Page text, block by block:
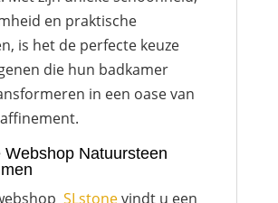
en praktische
is het de perfecte keuze
die hun badkamer
in een oase van
Webshop Natuursteen
SLstonevindt u een